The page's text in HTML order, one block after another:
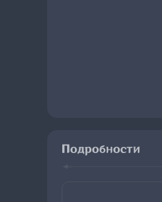
Подробности